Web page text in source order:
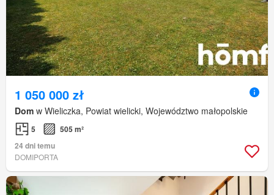
1 050 000 zł
Dom w Wieliczka, Powiat wielicki, Województwo małopolskie
5
505 m²
24 dni temu
DOMIPORTA